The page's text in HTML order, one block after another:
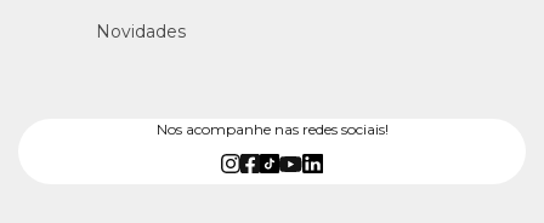
Novidades
Nos acompanhe nas redes sociais!